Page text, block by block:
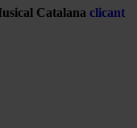
Catalana clicant